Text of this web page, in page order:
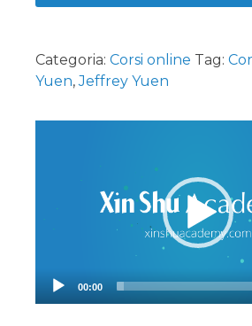
era:
125,00€.
è:
Categoria: Corsi online Tag:
Yuen,Jeffrey Yuen
00:00